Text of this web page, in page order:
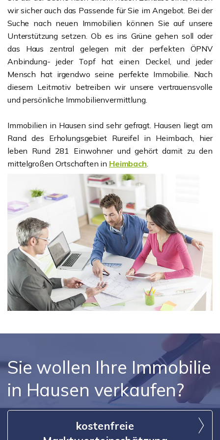
wir sicher auch das Passende für Sie im Angebot. Bei der
Suche nach neuen Immobilien können Sie auf unsere
Unterstützung setzen. Ob es ins Grüne gehen soll oder
das Haus zentral gelegen mit der perfekten ÖPNV
Anbindung- jeder Topf hat einen Deckel, und jeder
Mensch hat irgendwo seine perfekte Immobilie. Nach
diesem Leitmotiv betreiben wir unsere vertrauensvolle
und persönliche Immobilienvermittlung.
Immobilien in Hausen sind sehr gefragt. Hausen liegt am
Rand des Erholungsgebiet Rureifel in Heimbach, hier
leben Rund 281 Einwohner und gehört damit zu den
mittelgroßen Ortschaften in Heimbach.
Sie wollen Ihre Immobilie
in Hausen verkaufen?
kostenfreie